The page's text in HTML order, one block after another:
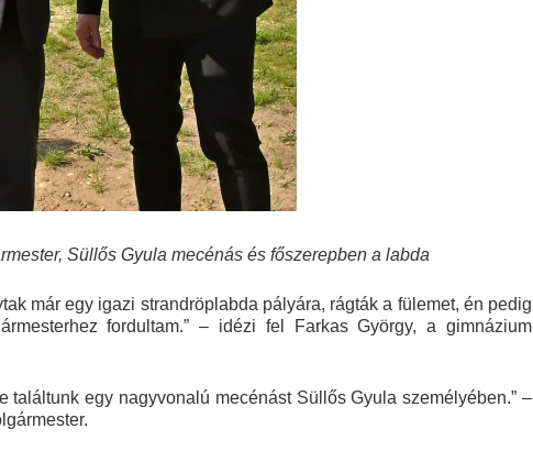
Süllős Gyula mecénás és főszerepben a labda
már egy igazi strandröplabda pályára, rágták a fülemet, én pedig
fordultam.” – idézi fel Farkas György, a gimnázium
találtunk egy nagyvonalú mecénást Süllős Gyula személyében.” –